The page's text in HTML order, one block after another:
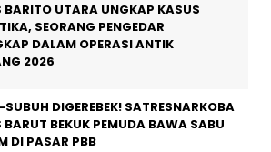
BARITO UTARA UNGKAP KASUS
SEORANG PENGEDAR
DALAM OPERASI ANTIK
2026
DIGEREBEK! SATRESNARKOBA
BARUT BEKUK PEMUDA BAWA SABU
DI PASAR PBB